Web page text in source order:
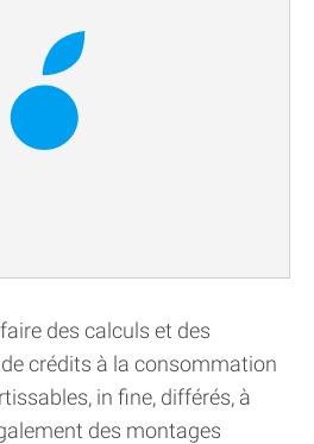
des calculs et des
crédits à la consommation
in fine, différés, à
des montages